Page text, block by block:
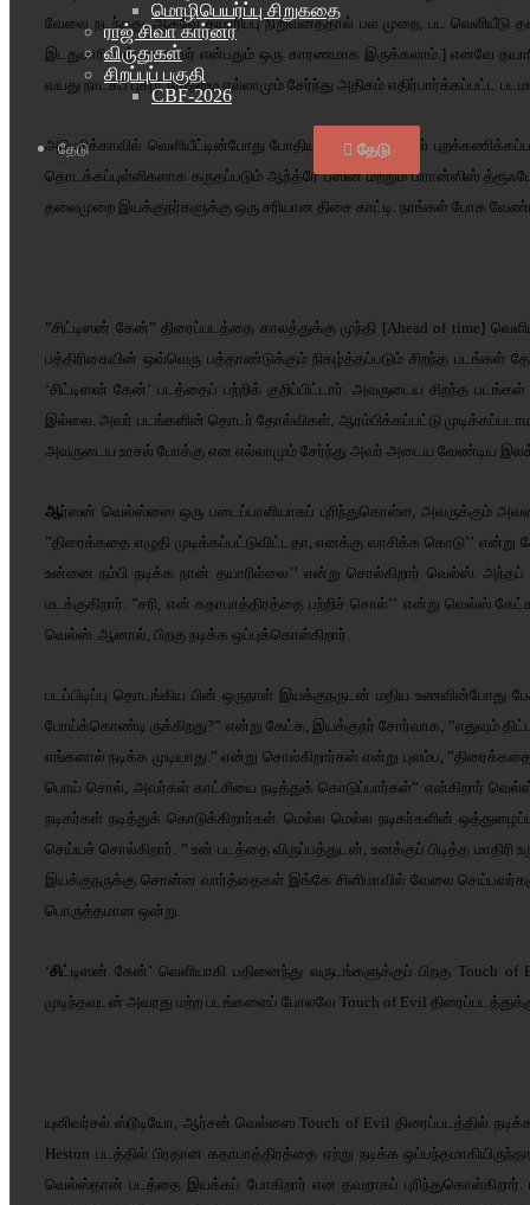
மொழிபெயர்ப்பு சிறுகதை
ராஜ் சிவா கார்னர்
விருதுகள்
சிறப்புப் பகுதி
CBF-2026
தேடு
வேலை நடந்தது. ஆகவே தயாரிப்பு நிறுவனத்தால் பல முறை, பட வெளியீடு
இடதுசாரி சார்புடையவர் என்பதும் ஒரு காரணமாக இருக்கலாம்.] எனவே
வயது நாடகப் புகழ், மேதமை எல்லாமும் சேர்ந்து அதிகம் எதிர்பார்க்கப்பட்ட
அமெரிக்காவில் வெளியீட்டின்போது போதிய கவனம் பெறாமல்
தொடக்கப்புள்ளிகளாக கருதப்படும் ஆந்த்ரே பஸின் மற்றும் பிரான்ஸிஸ்
தலைமுறை இயக்குநர்களுக்கு ஒரு சரியான திசை காட்டி. நாங்கள் போக
”சிட்டிஸன் கேன்” திரைப்படத்தை காலத்துக்கு முந்தி [Ahead of time]
பத்திரிகையின் ஒவ்வெரு பத்தாண்டுக்கும் நிகழ்த்தப்படும் சிறந்த படங்கள்
‘சிட்டிஸன் கேன்’ படத்தைப் பற்றிக் குறிப்பிட்டார். அவருடைய சிறந்த
இல்லை. அவர் படங்களின் தொடர் தோல்விகள், ஆரம்பிக்கப்பட்டு
அவருடைய உரசல் போக்கு என எல்லாமும் சேர்ந்து அவர் அடைய வேண்டிய
ஆர்ஸன் வெல்ஸ்ஸை ஒரு படைப்பாளியாகப் புரிந்துகொள்ள, அவருக்கும்
”திரைக்கதை எழுதி முடிக்கப்பட்டுவிட்டதா, எனக்கு வாசிக்க கொடு’’
உன்னை நம்பி நடிக்க நான் தயாரில்லை’’ என்று சொல்கிறார் வெல்ஸ். அந்தப்
மடக்குகிறார். ”சரி, என் கதாபாத்திரத்தை பற்றிச் சொல்’’ என்று வெல்ஸ்
வெல்ஸ். ஆனால், பிறகு நடிக்க ஒப்புக்கொள்கிறார்.
படப்பிடிப்பு தொடங்கிய பின் ஒருநாள் இயக்குநருடன் மதிய உணவின்போது
போய்க்கொண்டி ருக்கிறது?” என்று கேட்க, இயக்குநர் சோர்வாக, ”எதுவும்
எங்களால் நடிக்க முடியாது.” என்று சொல்கிறார்கள் என்று புலம்ப,
பொய் சொல், அவர்கள் காட்சியை நடித்துக் கொடுப்பார்கள்” என்கிறார் வெல்ஸ்.
நடிகர்கள் நடித்துக் கொடுக்கிறார்கள். மெல்ல மெல்ல நடிகர்களின்
செய்யச் சொல்கிறார். ” உன் படத்தை விருப்பத்துடன், உனக்குப் பிடித்த
இயக்குநருக்கு சொன்ன வார்த்தைகள் இங்கே சினிமாவில் வேலை
பொருத்தமான ஒன்று.
‘சிட்டிஸன் கேன்’ வெளியாகி பதினைந்து வருடங்களுக்குப் பிறகு Touch
முடிந்தவுடன் அவரது மற்ற படங்களைப் போலவே Touch of Evil
யுனிவர்சல் ஸ்டூடியோ, ஆர்சன் வெல்ஸை Touch of Evil திரைப்படத்தில்
Heston படத்தில் பிரதான கதாபாத்திரத்தை ஏற்று நடிக்க
வெல்ஸ்தான் படத்தை இயக்கப் போகிறார் என தவறாகப்